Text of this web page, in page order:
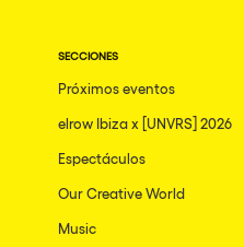
SECCIONES
Próximos eventos
elrow Ibiza x [UNVRS] 2026
Espectáculos
Our Creative World
Music